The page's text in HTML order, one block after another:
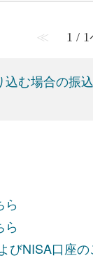
≪ 1 /
む場合の振
ら
ら
びNISA口座